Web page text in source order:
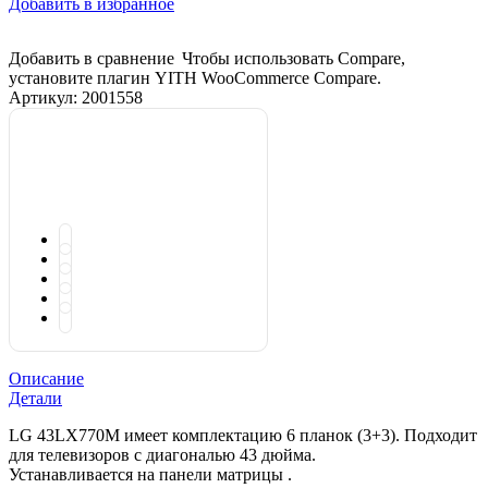
Добавить в сравнение Чтобы использовать Compare,
установите плагин YITH WooCommerce Compare.
Артикул: 2001558
Описание
Детали
LG 43LX770M имеет комплектацию 6 планок (3+3). Подходит
для телевизоров с диагональю 43 дюйма.
Устанавливается на панели матрицы .